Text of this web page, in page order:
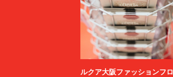
ルクア大阪ファッションフロ